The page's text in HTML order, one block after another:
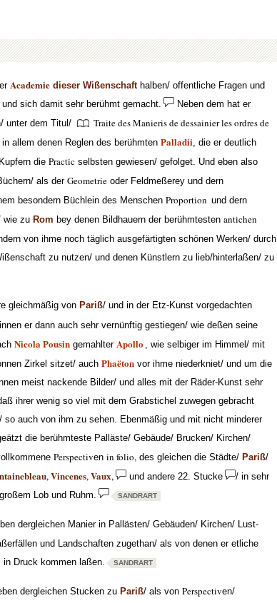
Academie dieser Wißenschaft halben/ offentliche Fragen und
und sich damit sehr berühmt gemacht.
Neben dem hat er
unter dem Titul/
Traite des Manieris de dessainier les ordres de
in allem denen Reglen des berühmten Palladii , die er deutlich
die Practic selbsten gewiesen/ gefolget. Und eben also
als der Geometrie oder Feldmeßerey und dern
besondern Büchlein des Menschen Proportion und dern
wie zu Rom bey denen Bildhauern der berühmtesten antichen
von ihme noch täglich ausgefärtigten schönen Werken/ durch
zu nutzen/ und denen Künstlern zu lieb/hinterlaßen/ zu
gleichmäßig von Pariß/ und in der Etz-Kunst vorgedachten
er dann auch sehr vernünftig gestiegen/ wie deßen seine
Nicola Pousingemahlter Apollo
, wie selbiger im Himmel/ mit
Zirkel sitzet/ auch Phaëton vor ihme niederkniet/ und um die
meist nackende Bilder/ und alles mit der Räder-Kunst sehr
ihrer wenig so viel mit dem Grabstichel zuwegen gebracht
so auch von ihm zu sehen. Ebenmäßig und mit nicht minderer
die berühmteste Palläste/ Gebäude/ Brucken/ Kirchen/
Perspectiven in folio, des gleichen die Städte/ Pariß/
,Vincenes,Vaux, und andere 22. Stucke
/ in sehr
Lob und Ruhm.
SANDRART
dergleichen Manier in Pallästen/ Gebäuden/ Kirchen/ Lust-
und Landschaften zugethan/ als von denen er etliche
Druck kommen laßen.
SANDRART
dergleichen Stucken zu Pariß/ als von Perspectiven/